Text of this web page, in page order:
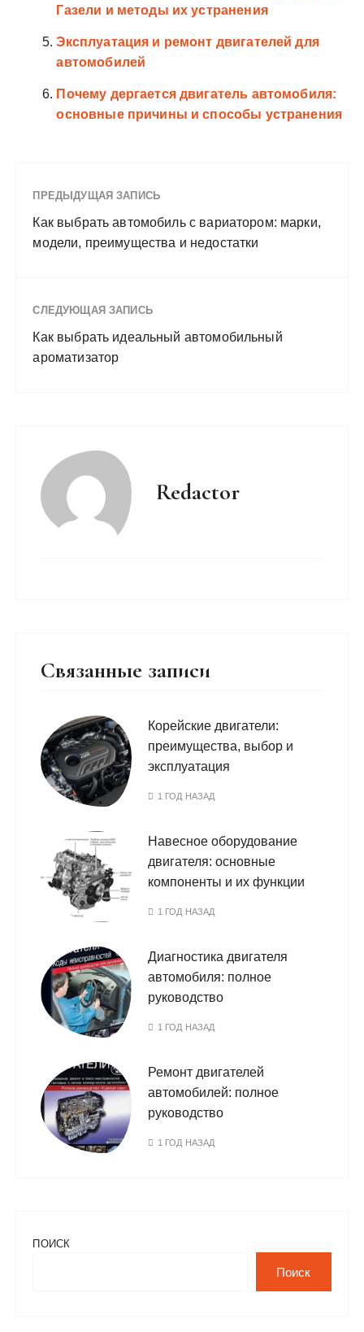
Газели и методы их устранения
Эксплуатация и ремонт двигателей для
автомобилей
Почему дергается двигатель автомобиля:
основные причины и способы устранения
ПРЕДЫДУЩАЯ ЗАПИСЬ
Как выбрать автомобиль с вариатором: марки,
модели, преимущества и недостатки
СЛЕДУЮЩАЯ ЗАПИСЬ
Как выбрать идеальный автомобильный
ароматизатор
Redactor
Связанные записи
Корейские двигатели:
преимущества, выбор и
эксплуатация
1 ГОД НАЗАД
Навесное оборудование
двигателя: основные
компоненты и их функции
1 ГОД НАЗАД
Диагностика двигателя
автомобиля: полное
руководство
1 ГОД НАЗАД
Ремонт двигателей
автомобилей: полное
руководство
1 ГОД НАЗАД
ПОИСК
Поиск